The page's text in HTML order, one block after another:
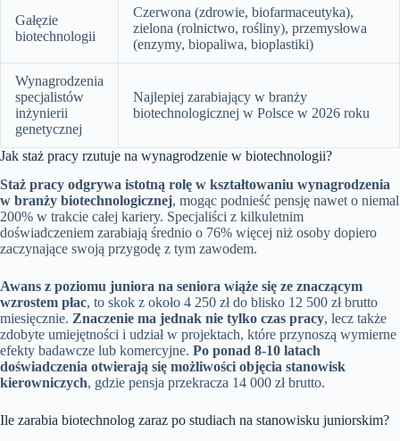
Gałęzie
biotechnologii
Czerwona (zdrowie, biofarmaceutyka),
zielona (rolnictwo, rośliny), przemysłowa
(enzymy, biopaliwa, bioplastiki)
Wynagrodzenia
specjalistów
inżynierii
genetycznej
Najlepiej zarabiający w branży
biotechnologicznej w Polsce w 2026 roku
Jak staż pracy rzutuje na wynagrodzenie w biotechnologii?
Staż pracy odgrywa istotną rolę w kształtowaniu wynagrodzenia
w branży biotechnologicznej, mogąc podnieść pensję nawet o niemal
200% w trakcie całej kariery. Specjaliści z kilkuletnim
doświadczeniem zarabiają średnio o 76% więcej niż osoby dopiero
zaczynające swoją przygodę z tym zawodem.
Awans z poziomu juniora na seniora wiąże się ze znaczącym
wzrostem płac, to skok z około 4 250 zł do blisko 12 500 zł brutto
miesięcznie. Znaczenie ma jednak nie tylko czas pracy, lecz także
zdobyte umiejętności i udział w projektach, które przynoszą wymierne
efekty badawcze lub komercyjne. Po ponad 8-10 latach
doświadczenia otwierają się możliwości objęcia stanowisk
kierowniczych, gdzie pensja przekracza 14 000 zł brutto.
Ile zarabia biotechnolog zaraz po studiach na stanowisku juniorskim?